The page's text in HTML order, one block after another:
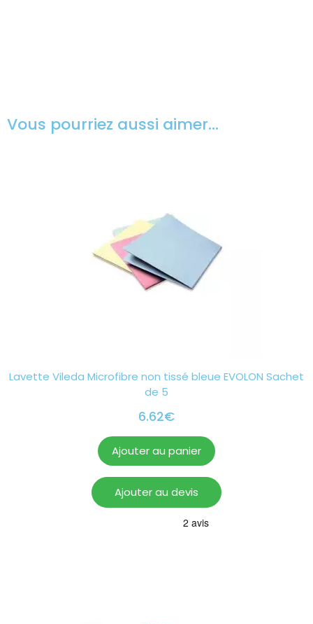
Vous pourriez aussi aimer…
Lavette Vileda Microfibre non tissé bleue EVOLON Sachet
de 5
6.62€
Ajouter au panier
Ajouter au devis